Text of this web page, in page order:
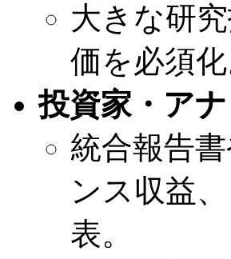
大きな研
価を必須化
投資家・ア
統合報告
ンス収益
表。